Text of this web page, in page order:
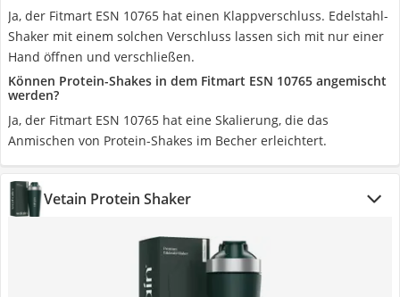
Ja, der Fitmart ESN 10765 hat einen Klappverschluss. Edelstahl-
Shaker mit einem solchen Verschluss lassen sich mit nur einer
Hand öffnen und verschließen.
Können Protein-Shakes in dem Fitmart ESN 10765 angemischt
werden?
Ja, der Fitmart ESN 10765 hat eine Skalierung, die das
Anmischen von Protein-Shakes im Becher erleichtert.
Vetain Protein Shaker